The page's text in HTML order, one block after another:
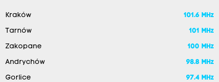
Kraków 101.6 MHz
Tarnów 101 MHz
Zakopane 100 MHz
Andrychów 98.8 MHz
Gorlice 97.4 MHz